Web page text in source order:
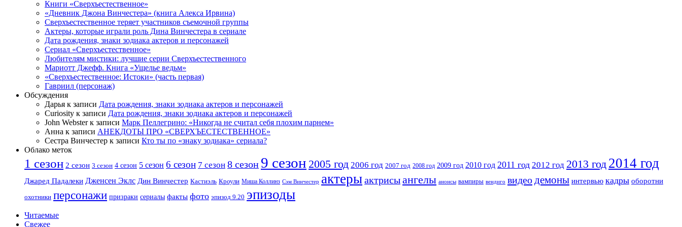
Книги «Сверхъестественное»
«Дневник Джона Винчестера» (книга Алекса Ирвина)
Сверхъестественное теряет участников съемочной группы
Актеры, которые играли роль Дина Винчестера в сериале
Дата рождения, знаки зодиака актеров и персонажей
Сериал «Сверхъестественное»
Любителям мистики: лучшие серии Сверхъестественного
Мариотт Джефф. Книга «Ущелье ведьм»
«Сверхъестественное: Истоки» (часть первая)
Гавриил (персонаж)
Обсуждения
Дарья к записи Дата рождения, знаки зодиака актеров и персонажей
Curiosity к записи Дата рождения, знаки зодиака актеров и персонажей
John Webster к записи Марк Пеллегрино: «Никогда не считал себя плохим парнем»
Анна к записи АНЕКДОТЫ ПРО «СВЕРХЪЕСТЕСТВЕННОЕ»
Сестра Винчестер к записи Кто ты по «знаку зодиака» сериала?
Облако меток
1 сезон 2 сезон 3 сезон 4 сезон 5 сезон 6 сезон 7 сезон 8 сезон 9 сезон 2005 год 2006 год 2007 год 2008 год 2009 год 2010 год 2011 год 2012 год 2013 год 2014 год
Джаред Падалеки Дженсен Эклс Дин Винчестер Кастиэль Кроули Миша Коллинз Сэм Винчестер актерыактрисыангелы анонсы вампиры вендиго видео демоны интервью кадры оборотни
охотники персонажи призраки сериалы факты фото эпизод 9.20 эпизоды
Читаемые
Свежее